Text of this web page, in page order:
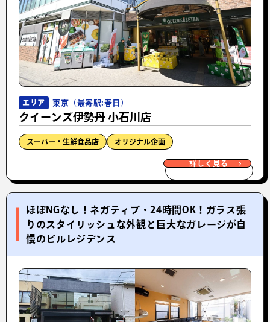
エリア 東京（最寄駅:春日）
クイーンズ伊勢丹 小石川店
スーパー・生鮮食品店 オリジナル企画
詳しく見る
ほぼNGなし！ネガティブ・24時間OK！ガラス張
りのスタイリッシュな外観と巨大なガレージが自
慢のビルレジデンス